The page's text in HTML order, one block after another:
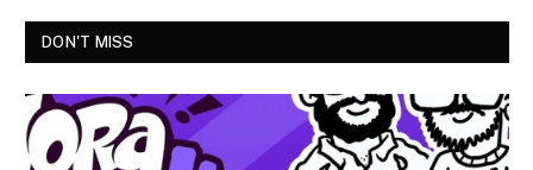
DON'T MISS